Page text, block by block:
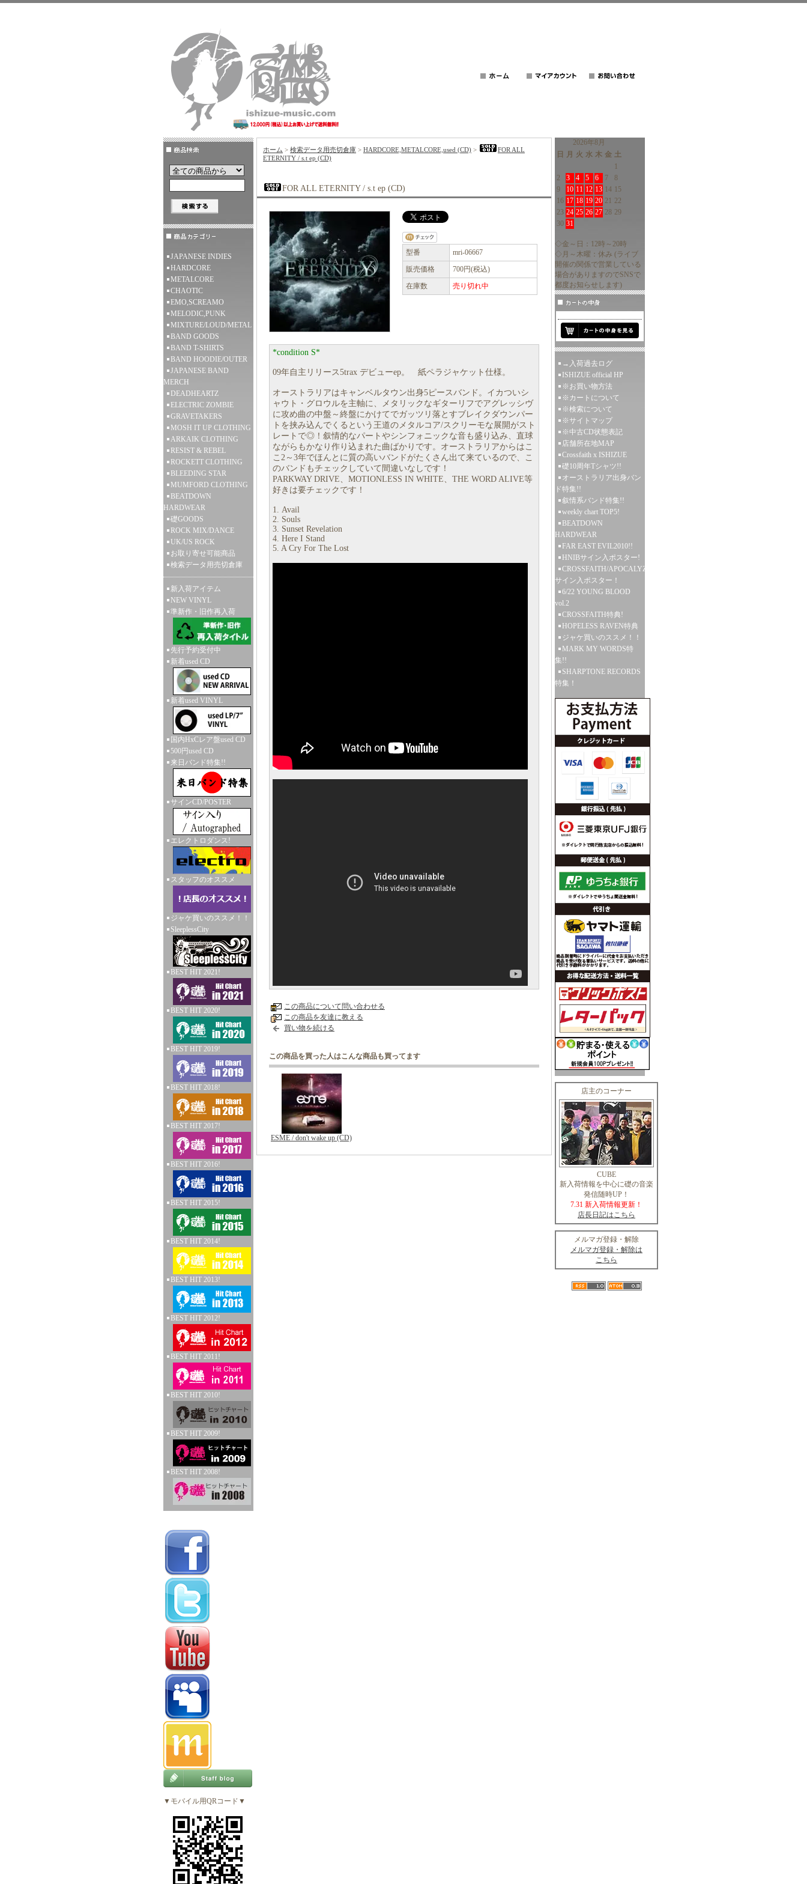
JAPANESE INDIES
HARDCORE
METALCORE
CHAOTIC
EMO,SCREAMO
MELODIC,PUNK
MIXTURE/LOUD/METAL
BAND GOODS
BAND T-SHIRTS
BAND HOODIE/OUTER
JAPANESE BAND
MERCH
DEADHEARTZ
ELECTRIC ZOMBIE
GRAVETAKERS
MOSH IT UP CLOTHING
ARKAIK CLOTHING
RESIST & REBEL
ROCKETT CLOTHING
BLEEDING STAR
MUMFORD CLOTHING
BEATDOWN
HARDWEAR
礎GOODS
ROCK MIX/DANCE
UK/US ROCK
お取り寄せ可能商品
検索データ用売切倉庫
新入荷アイテム
NEW VINYL
準新作・旧作再入荷
先行予約受付中
新着used CD
新着used VINYL
国内HxCレア盤used CD
500円used CD
来日バンド特集!!
サインCD/POSTER
エレクトロダンス!
スタッフのオススメ
ジャケ買いのススメ！！
SleeplessCity
BEST HIT 2021!
BEST HIT 2020!
BEST HIT 2019!
BEST HIT 2018!
BEST HIT 2017!
BEST HIT 2016!
BEST HIT 2015!
BEST HIT 2014!
BEST HIT 2013!
BEST HIT 2012!
BEST HIT 2011!
BEST HIT 2010!
BEST HIT 2009!
BEST HIT 2008!
▼モバイル用QRコード▼
ホーム > 検索データ用売切倉庫 > HARDCORE,METALCORE,used (CD) >
FOR ALL
ETERNITY / s.t ep (CD)
FOR ALL ETERNITY / s.t ep (CD)
型番
mri-06667
販売価格
700円(税込)
在庫数
売り切れ中
*condition S*
09年自主リリース5trax デビューep。 紙ペラジャケット仕様。
オーストラリアはキャンベルタウン出身5ピースバンド。イカついシ
ャウト・グロウルを主軸に、メタリックなギターリフでアグレッシヴ
に攻め曲の中盤～終盤にかけてでガッツリ落とすブレイクダウンパー
トを挟み込んでくるという王道のメタルコア/スクリーモな展開がスト
レートで◎！叙情的なパートやシンフォニックな音も盛り込み、直球
ながらもかなり作り込まれた曲ばかりです。オーストラリアからはこ
こ2～3年でほんとに質の高いバンドがたくさん出て来ているので、こ
のバンドもチェックしていて間違いなしです！
PARKWAY DRIVE、MOTIONLESS IN WHITE、THE WORD ALIVE等
好きは要チェックです！
1. Avail
2. Souls
3. Sunset Revelation
4. Here I Stand
5. A Cry For The Lost
この商品について問い合わせる
この商品を友達に教える
買い物を続ける
この商品を買った人はこんな商品も買ってます
ESME / don't wake up (CD)
2026年8月
日
月 火 水 木 金 土
1
2
3 4 5 6 7
8
9
10 11 12 13 14 15
16 17 18 19 20 21 22
23 24 25 26 27 28 29
30 31
◇金～日：12時～20時
◇月～木曜：休み (ライブ
開催の関係で営業している
場合がありますのでSNSで
都度お知らせします)
→入荷過去ログ
ISHIZUE official HP
※お買い物方法
※カートについて
※検索について
※サイトマップ
※中古CD状態表記
店舗所在地MAP
Crossfaith x ISHIZUE
礎10周年Tシャツ!!
オーストラリア出身バン
ド特集!!
叙情系バンド特集!!
weekly chart TOP5!
BEATDOWN
HARDWEAR
FAR EAST EVIL2010!!
HNIBサイン入ポスター!
CROSSFAITH/APOCALYZE
サイン入ポスター！
6/22 YOUNG BLOOD
vol.2
CROSSFAITH特典!
HOPELESS RAVEN特典
ジャケ買いのススメ！！
MARK MY WORDS特
集!!
SHARPTONE RECORDS
特集！
店主のコーナー
CUBE
新入荷情報を中心に礎の音楽
発信随時UP！
7.31 新入荷情報更新！
店長日記はこちら
メルマガ登録・解除
メルマガ登録・解除は
こちら